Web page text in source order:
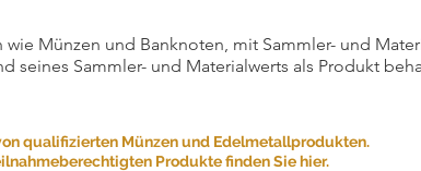
Münzen und Banknoten, mit Sammler- und
seines Sammler- und Materialwerts als Produkt
qualifizierten Münzen und Edelmetallprodukten.
Produkte finden Sie hier.